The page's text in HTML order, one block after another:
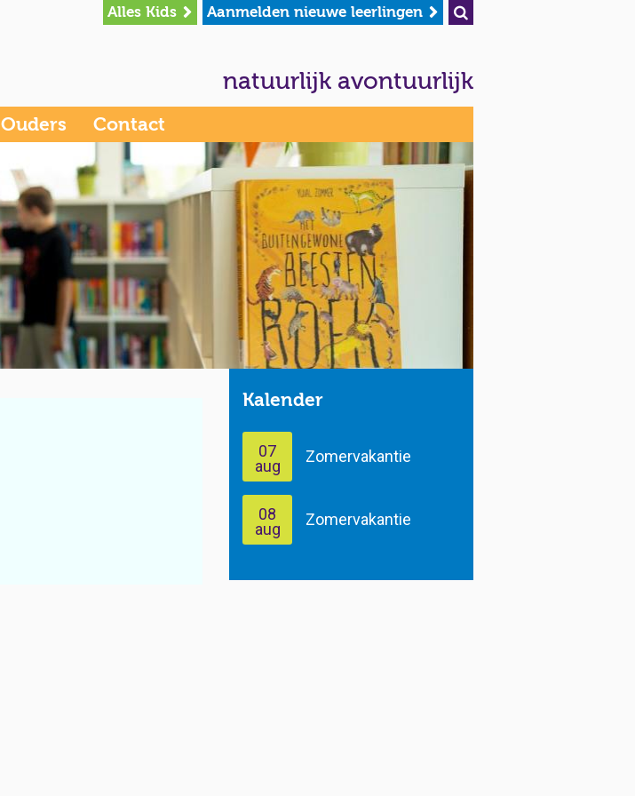
Alles Kids Aanmelden nieuwe leerlingen
natuurlijk avontuurlijk
Ouders Contact
Kalender
07
aug
Zomervakantie
08
aug
Zomervakantie